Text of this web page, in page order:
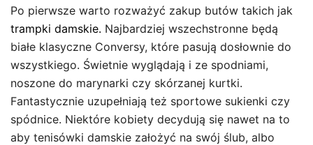
Po pierwsze warto rozważyć zakup butów takich jak
trampki damskie. Najbardziej wszechstronne będą
białe klasyczne Conversy, które pasują dosłownie do
wszystkiego. Świetnie wyglądają i ze spodniami,
noszone do marynarki czy skórzanej kurtki.
Fantastycznie uzupełniają też sportowe sukienki czy
spódnice. Niektóre kobiety decydują się nawet na to
aby tenisówki damskie założyć na swój ślub, albo